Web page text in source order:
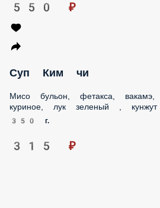
550 ₽
Суп Ким чи
Мисо бульон, фетакса, вакамэ, ким
зеленый , кунжут
350 г.
315 ₽